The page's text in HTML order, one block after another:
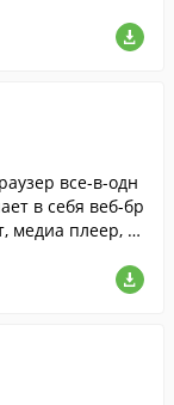
просты
пользова
все-в-одн
в себя веб-бр
медиа плеер, аг
менеджер конт
для ра